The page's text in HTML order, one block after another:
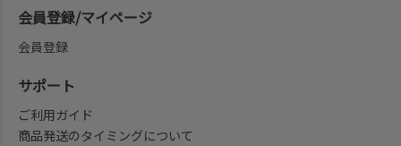
会員登録/マイページ
会員登録
サポート
ご利用ガイド
商品発送のタイミングについて